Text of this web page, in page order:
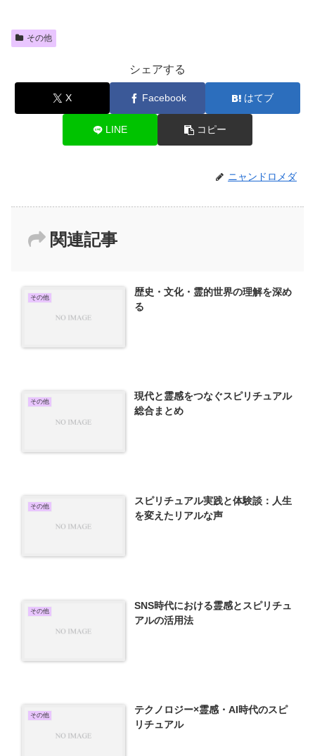
その他
シェアする
X Facebook はてブ
LINE コピー
ニャンドロメダ
関連記事
その他
歴史・文化・霊的世界の理解を深め
る
その他
現代と霊感をつなぐスピリチュアル
総合まとめ
その他
スピリチュアル実践と体験談：人生
を変えたリアルな声
その他
SNS時代における霊感とスピリチュ
アルの活用法
その他
テクノロジー×霊感・AI時代のスピ
リチュアル